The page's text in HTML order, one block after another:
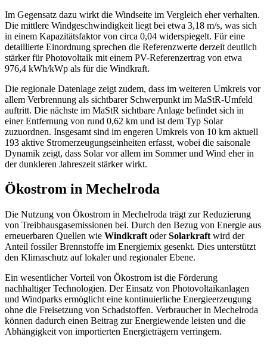
Im Gegensatz dazu wirkt die Windseite im Vergleich eher verhalten.
Die mittlere Windgeschwindigkeit liegt bei etwa 3,18 m/s, was sich
in einem Kapazitätsfaktor von circa 0,04 widerspiegelt. Für eine
detaillierte Einordnung sprechen die Referenzwerte derzeit deutlich
stärker für Photovoltaik mit einem PV-Referenzertrag von etwa
976,4 kWh/kWp als für die Windkraft.
Die regionale Datenlage zeigt zudem, dass im weiteren Umkreis vor
allem Verbrennung als sichtbarer Schwerpunkt im MaStR-Umfeld
auftritt. Die nächste im MaStR sichtbare Anlage befindet sich in
einer Entfernung von rund 0,62 km und ist dem Typ Solar
zuzuordnen. Insgesamt sind im engeren Umkreis von 10 km aktuell
193 aktive Stromerzeugungseinheiten erfasst, wobei die saisonale
Dynamik zeigt, dass Solar vor allem im Sommer und Wind eher in
der dunkleren Jahreszeit stärker wirkt.
Ökostrom in Mechelroda
Die Nutzung von Ökostrom in Mechelroda trägt zur Reduzierung
von Treibhausgasemissionen bei. Durch den Bezug von Energie aus
erneuerbaren Quellen wie Windkraft oderSolarkraft wird der
Anteil fossiler Brennstoffe im Energiemix gesenkt. Dies unterstützt
den Klimaschutz auf lokaler und regionaler Ebene.
Ein wesentlicher Vorteil von Ökostrom ist die Förderung
nachhaltiger Technologien. Der Einsatz von Photovoltaikanlagen
und Windparks ermöglicht eine kontinuierliche Energieerzeugung
ohne die Freisetzung von Schadstoffen. Verbraucher in Mechelroda
können dadurch einen Beitrag zur Energiewende leisten und die
Abhängigkeit von importierten Energieträgern verringern.